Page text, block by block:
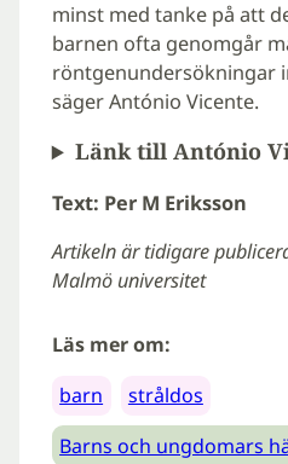
minst med tanke på att
barnen ofta genomgår
röntgenundersökningar
säger António Vicente.
Länk till António
Text: Per M Eriksson
Artikeln är tidigare
Malmö universitet
Läs mer om:
barn
stråldos
Barns och ungdomars